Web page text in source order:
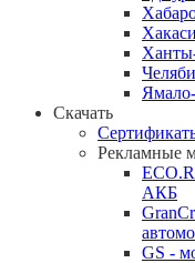
Скачать
Рекламные
АКБ
GS -